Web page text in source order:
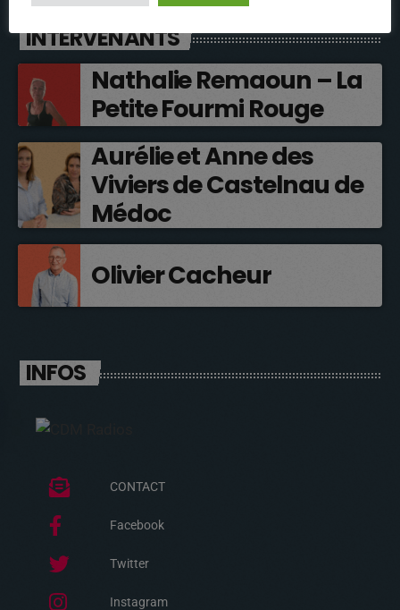
INTERVENANTS
Nathalie Remaoun – La
Petite Fourmi Rouge
Aurélie et Anne des
Viviers de Castelnau de
Médoc
Olivier Cacheur
INFOS
CONTACT
Facebook
Twitter
Instagram